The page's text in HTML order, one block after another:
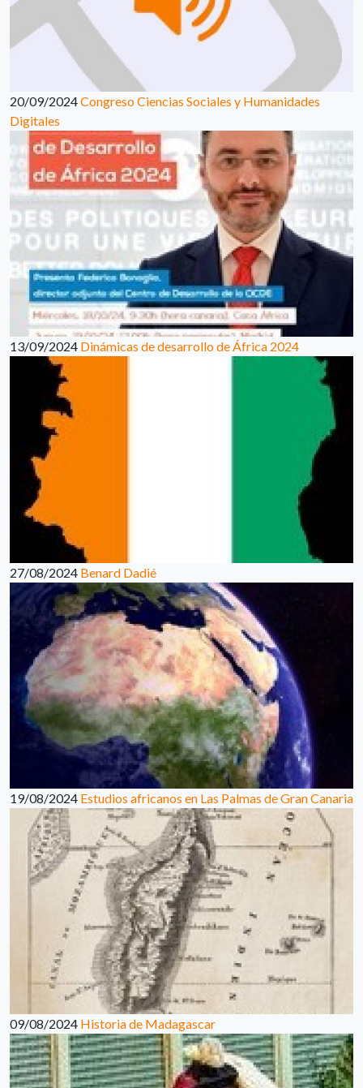
20/09/2024Congreso Ciencias Sociales y Humanidades
Digitales
13/09/2024 Dinámicas de desarrollo de África 2024
27/08/2024 Benard Dadié
19/08/2024 Estudios africanos en Las Palmas de Gran Canaria
09/08/2024 Historia de Madagascar